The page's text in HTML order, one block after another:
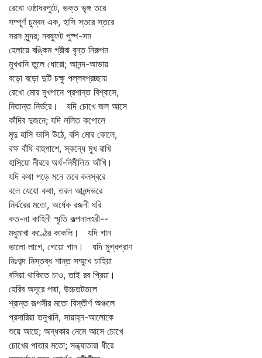
রেখো ওষ্ঠাধরপুটে, ভক্ত ভৃঙ্গ তরে
সম্পূর্ণ চুম্বন এক, হাসি স্তরে স্তরে
সরস সুন্দর; নবষ্ফুট পুষ্প-সম
হেলায়ে বঙ্কিম গ্রীবা বৃন্ত নিরুপম
মুখখানি তুলে ধোরো; আনন্দ-আভায়
বড়ো বড়ো দুটি চক্ষু পল্লবপ্রচ্ছায়
রেখো মোর মুখপানে প্রশান্ত বিশ্বাসে,
নিতান্ত নির্ভরে। যদি চোখে জল আসে
কাঁদিব দুজনে; যদি ললিত কপোলে
মৃদু হাসি ভাসি উঠে, বসি মোর কোলে,
বক্ষ বাঁধি বাহুপাশে, স্কন্ধে মুখ রাখি
হাসিয়ো নীরবে অর্ধ-নিমীলিত আঁখি।
যদি কথা পড়ে মনে তবে কলস্বরে
বলে যেয়ো কথা, তরল আনন্দভরে
নির্ঝরের মতো, অর্ধেক রজনী ধরি
কত-না কাহিনী স্মৃতি কল্পনালহরী--
মধুমাখা কণ্ঠের কাকলি। যদি গান
ভালো লাগে, গেয়ো গান। যদি মুগ্ধপ্রাণ
নিঃশব্দ নিস্তব্ধ শান্ত সম্মুখে চাহিয়া
বসিয়া থাকিতে চাও, তাই রব প্রিয়া।
হেরিব অদূরে পদ্মা, উচ্চতটতলে
শ্রান্ত রূপসীর মতো বিস্তীর্ণ অঞ্চলে
প্রসারিয়া তনুখানি, সায়াহ্ন-আলোকে
শুয়ে আছে; অন্ধকার নেমে আসে চোখে
চোখের পাতার মতো; সন্ধ্যাতারা ধীরে